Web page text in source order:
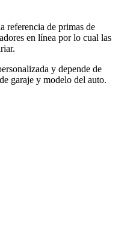
referencia de primas de
en línea por lo cual las
y depende de
garaje y modelo del auto.